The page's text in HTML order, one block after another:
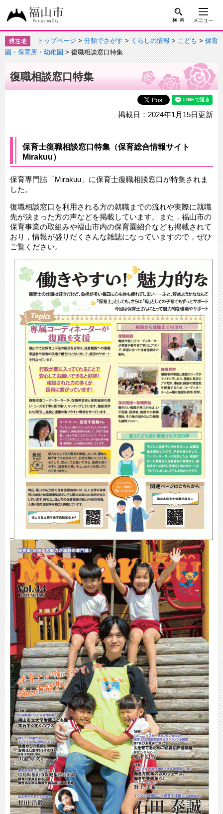
トップページ>分類でさがす>くらしの情報>こども>保育
園・保育所・幼稚園> 復職相談窓口特集
復職相談窓口特集
掲載日：2024年1月15日更新
保育士復職相談窓口特集（保育総合情報サイト
Mirakuu）
保育専門誌「Mirakuu」に保育士復職相談窓口が特集されま
した。
復職相談窓口を利用される方の就職までの流れや実際に就職
先が決まった方の声などを掲載しています。また，福山市の
保育事業の取組みや福山市内の保育園紹介なども掲載されて
おり，情報が盛りだくさんな雑誌になっていますので，ぜひ
ご覧ください。